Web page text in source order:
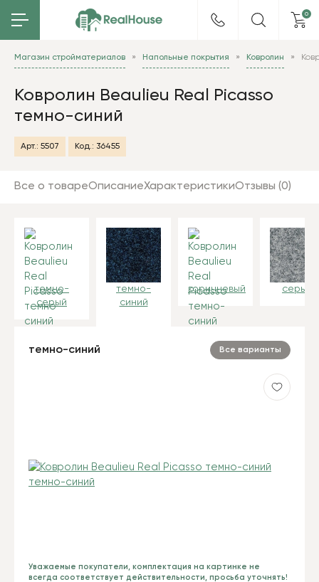
0
Магазин стройматериалов Напольные покрытия Ковролин
Ковролин Beaulieu Real Picasso
темно-синий
Арт.: 5507 Код.: 36455
Все о товареОписаниеХарактеристикиОтзывы (0)
Уважаемые покупатели, комплектация на картинке не
всегда соответствует действительности, просьба уточнять!
темно-
серый
темно-
синий
коричневый серый
темно-синий Все варианты